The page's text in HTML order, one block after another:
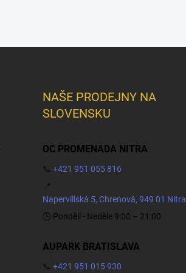
NAŠE PRODEJNY NA
SLOVENSKU
OC PROMENADA NITRA
📞 +421 951 055 816
📍
Napervillská 5, Chrenová, 949 01 Nitra
🕒 Pondělí - Neděle 9:00 – 21:00
AUPARK BRATISLAVA
📞 +421 951 015 930